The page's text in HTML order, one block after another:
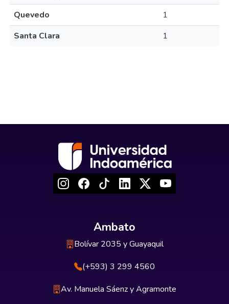
Quevedo
1
Santa Clara
1
Ambato
Bolívar 2035 y Guayaquil
(+593) 3 299 4560
Av. Manuela Sáenz y Agramonte